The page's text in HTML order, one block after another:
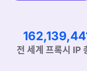
전 세계 프록시 IP